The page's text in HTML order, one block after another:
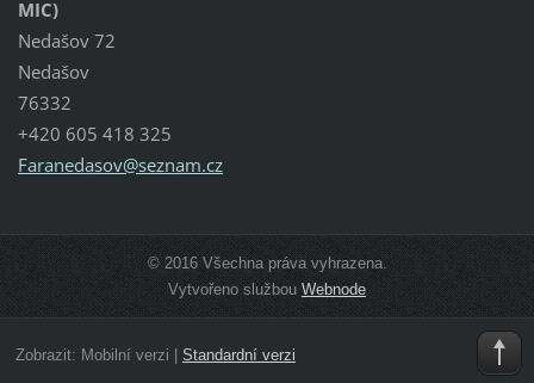
MIC)
Nedašov 72
Nedašov
76332
+420 605 418 325
Faranedasov@seznam.cz
© 2016 Všechna práva vyhrazena.
Vytvořeno službouWebnode
Zobrazit: Mobilní verzi Standardní verzi